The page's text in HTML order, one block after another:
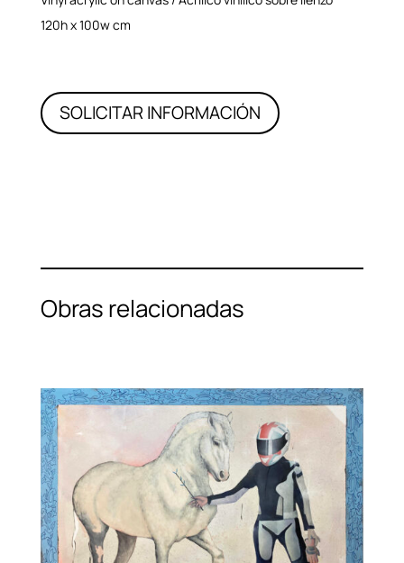
120h x 100w cm
SOLICITAR INFORMACIÓN
Obras relacionadas